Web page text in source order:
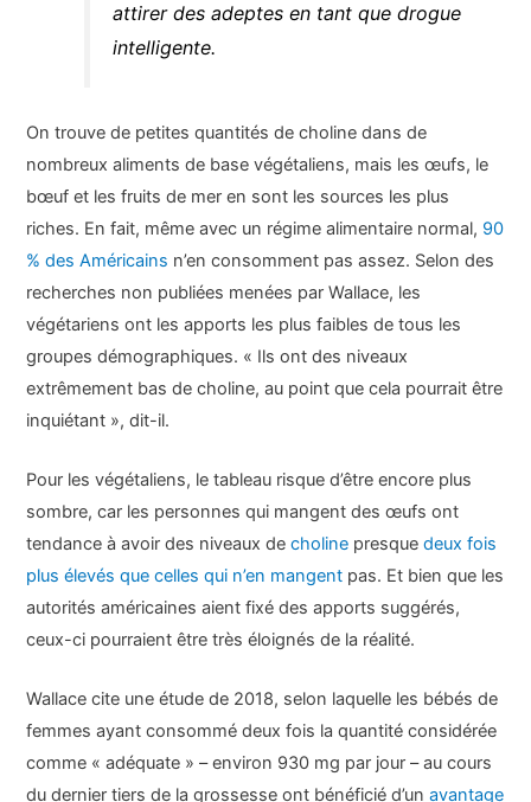
attirer des adeptes en tant que drogue
intelligente.
On trouve de petites quantités de choline dans de
nombreux aliments de base végétaliens, mais les œufs, le
bœuf et les fruits de mer en sont les sources les plus
riches. En fait, même avec un régime alimentaire normal, 90
% des Américains n’en consomment pas assez. Selon des
recherches non publiées menées par Wallace, les
végétariens ont les apports les plus faibles de tous les
groupes démographiques. « Ils ont des niveaux
extrêmement bas de choline, au point que cela pourrait être
inquiétant », dit-il.
Pour les végétaliens, le tableau risque d’être encore plus
sombre, car les personnes qui mangent des œufs ont
tendance à avoir des niveaux decholine presquedeux fois
plus élevés que celles qui n’en mangent pas. Et bien que les
autorités américaines aient fixé des apports suggérés,
ceux-ci pourraient être très éloignés de la réalité.
Wallace cite une étude de 2018, selon laquelle les bébés de
femmes ayant consommé deux fois la quantité considérée
comme « adéquate » – environ 930 mg par jour – au cours
du dernier tiers de la grossesse ont bénéficié d’unavantage